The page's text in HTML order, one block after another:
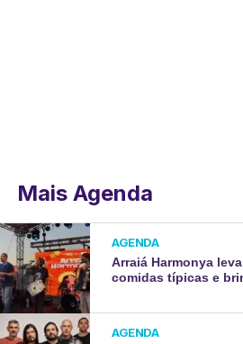
Mais Agenda
AGENDA
Arraiá Harmonya
comidas típicas e
AGENDA